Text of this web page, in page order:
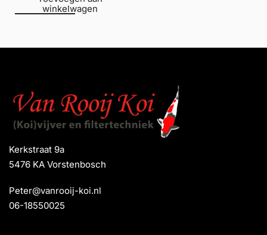
winkelwagen
Kerkstraat 9a
5476 KA Vorstenbosch
Peter@vanrooij-koi.nl
06-18550025